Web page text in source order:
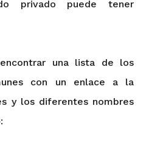
privado puede tener
una lista de los
con un enlace a la
y los diferentes nombres